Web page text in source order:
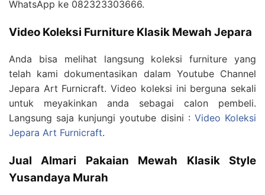
WhatsApp ke 082323303666.
Video Koleksi Furniture Klasik Mewah Jepara
Anda bisa melihat langsung koleksi furniture yang
telah kami dokumentasikan dalam Youtube Channel
Jepara Art Furnicraft. Video koleksi ini berguna sekali
untuk meyakinkan anda sebagai calon pembeli.
Langsung saja kunjungi youtube disini : Video Koleksi
Jepara Art Furnicraft.
Jual Almari Pakaian Mewah Klasik Style
Yusandaya Murah